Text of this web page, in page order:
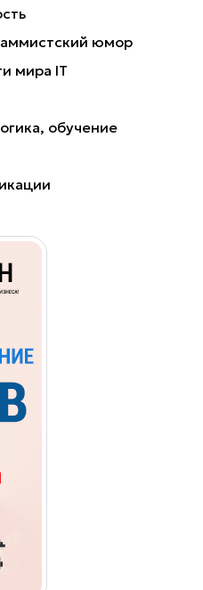
юмор
мира IT
обучение